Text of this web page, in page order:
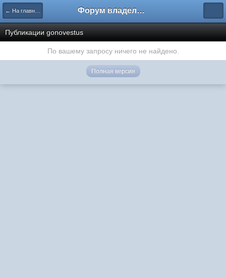
← На главную Форум владельцев интернет-магазинов
Публикации gonovestus
По вашему запросу ничего не найдено.
Полная версия